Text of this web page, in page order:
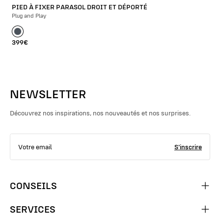
PIED À FIXER PARASOL DROIT ET DÉPORTÉ
Plug and Play
399€
NEWSLETTER
Découvrez nos inspirations, nos nouveautés et nos surprises.
S'inscrire
CONSEILS
Choisir son parasol
SERVICES